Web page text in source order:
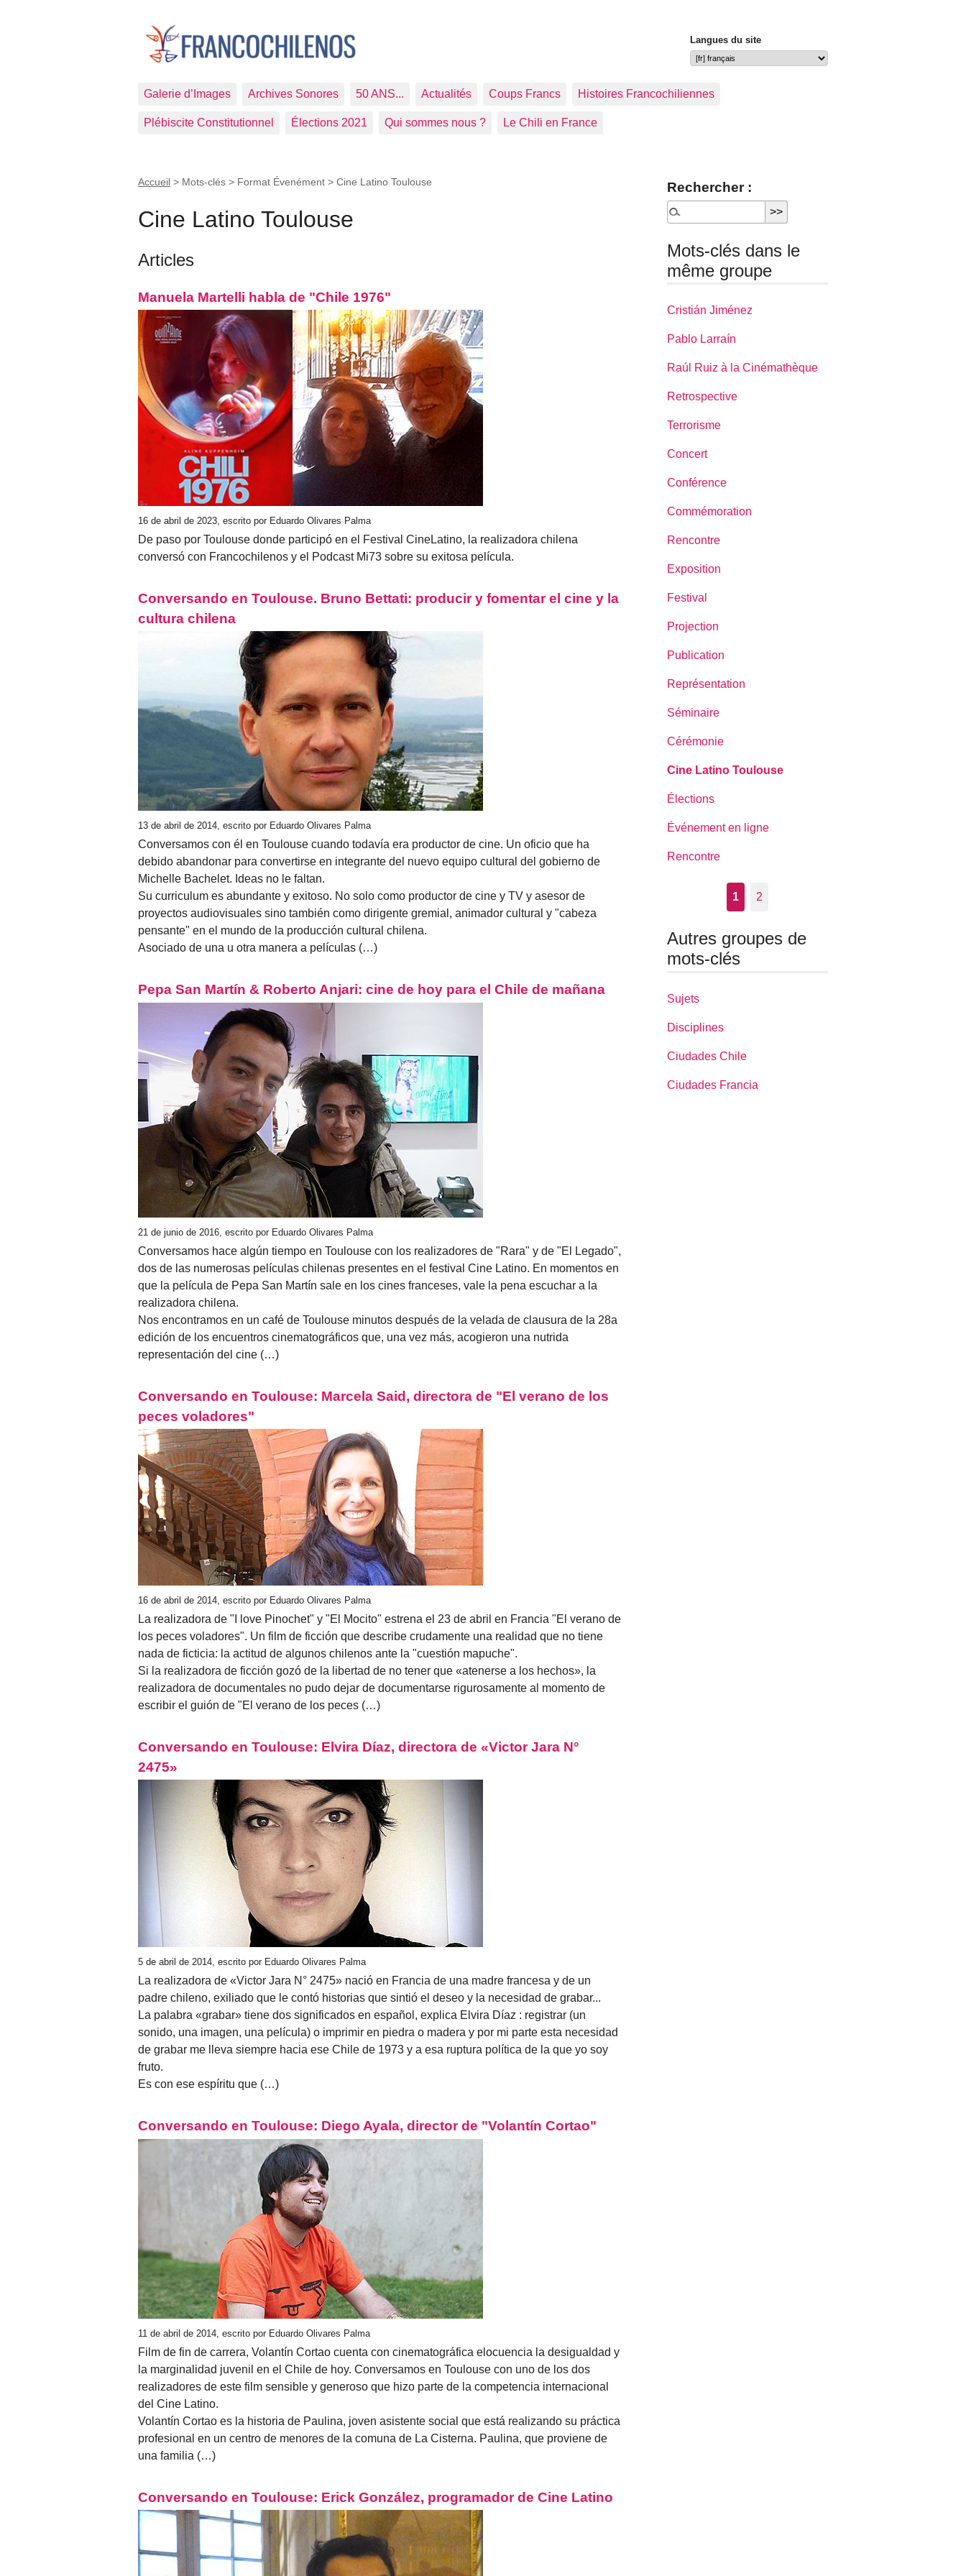
Langues du site
Galerie d’Images Archives Sonores 50 ANS... Actualités Coups Francs Histoires Francochiliennes
Plébiscite Constitutionnel Élections 2021 Qui sommes nous ? Le Chili en France
Accueil > Mots-clés > Format Évenément > Cine Latino Toulouse
Cine Latino Toulouse
Articles
Manuela Martelli habla de "Chile 1976"
16 de abril de 2023, escrito por Eduardo Olivares Palma
De paso por Toulouse donde participó en el Festival CineLatino, la realizadora chilena
conversó con Francochilenos y el Podcast Mi73 sobre su exitosa película.
Conversando en Toulouse. Bruno Bettati: producir y fomentar el cine y la
cultura chilena
13 de abril de 2014, escrito por Eduardo Olivares Palma
Conversamos con él en Toulouse cuando todavía era productor de cine. Un oficio que ha
debido abandonar para convertirse en integrante del nuevo equipo cultural del gobierno de
Michelle Bachelet. Ideas no le faltan.
Su curriculum es abundante y exitoso. No solo como productor de cine y TV y asesor de
proyectos audiovisuales sino también como dirigente gremial, animador cultural y "cabeza
pensante" en el mundo de la producción cultural chilena.
Asociado de una u otra manera a películas (…)
Pepa San Martín & Roberto Anjari: cine de hoy para el Chile de mañana
21 de junio de 2016, escrito por Eduardo Olivares Palma
Conversamos hace algún tiempo en Toulouse con los realizadores de "Rara" y de "El Legado",
dos de las numerosas películas chilenas presentes en el festival Cine Latino. En momentos en
que la película de Pepa San Martín sale en los cines franceses, vale la pena escuchar a la
realizadora chilena.
Nos encontramos en un café de Toulouse minutos después de la velada de clausura de la 28a
edición de los encuentros cinematográficos que, una vez más, acogieron una nutrida
representación del cine (…)
Conversando en Toulouse: Marcela Said, directora de "El verano de los
peces voladores"
16 de abril de 2014, escrito por Eduardo Olivares Palma
La realizadora de "I love Pinochet" y "El Mocito" estrena el 23 de abril en Francia "El verano de
los peces voladores". Un film de ficción que describe crudamente una realidad que no tiene
nada de ficticia: la actitud de algunos chilenos ante la "cuestión mapuche".
Si la realizadora de ficción gozó de la libertad de no tener que «atenerse a los hechos», la
realizadora de documentales no pudo dejar de documentarse rigurosamente al momento de
escribir el guión de "El verano de los peces (…)
Conversando en Toulouse: Elvira Díaz, directora de «Victor Jara N°
2475»
5 de abril de 2014, escrito por Eduardo Olivares Palma
La realizadora de «Victor Jara N° 2475» nació en Francia de una madre francesa y de un
padre chileno, exiliado que le contó historias que sintió el deseo y la necesidad de grabar...
La palabra «grabar» tiene dos significados en español, explica Elvira Díaz : registrar (un
sonido, una imagen, una película) o imprimir en piedra o madera y por mi parte esta necesidad
de grabar me lleva siempre hacia ese Chile de 1973 y a esa ruptura política de la que yo soy
fruto.
Es con ese espíritu que (…)
Conversando en Toulouse: Diego Ayala, director de "Volantín Cortao"
11 de abril de 2014, escrito por Eduardo Olivares Palma
Film de fin de carrera, Volantín Cortao cuenta con cinematográfica elocuencia la desigualdad y
la marginalidad juvenil en el Chile de hoy. Conversamos en Toulouse con uno de los dos
realizadores de este film sensible y generoso que hizo parte de la competencia internacional
del Cine Latino.
Volantín Cortao es la historia de Paulina, joven asistente social que está realizando su práctica
profesional en un centro de menores de la comuna de La Cisterna. Paulina, que proviene de
una familia (…)
Conversando en Toulouse: Erick González, programador de Cine Latino
Rechercher :
Mots-clés dans le
même groupe
Cristián Jiménez
Pablo Larraín
Raúl Ruiz à la Cinémathèque
Retrospective
Terrorisme
Concert
Conférence
Commémoration
Rencontre
Exposition
Festival
Projection
Publication
Représentation
Séminaire
Cérémonie
Cine Latino Toulouse
Élections
Événement en ligne
Rencontre
1 2
Autres groupes de
mots-clés
Sujets
Disciplines
Ciudades Chile
Ciudades Francia